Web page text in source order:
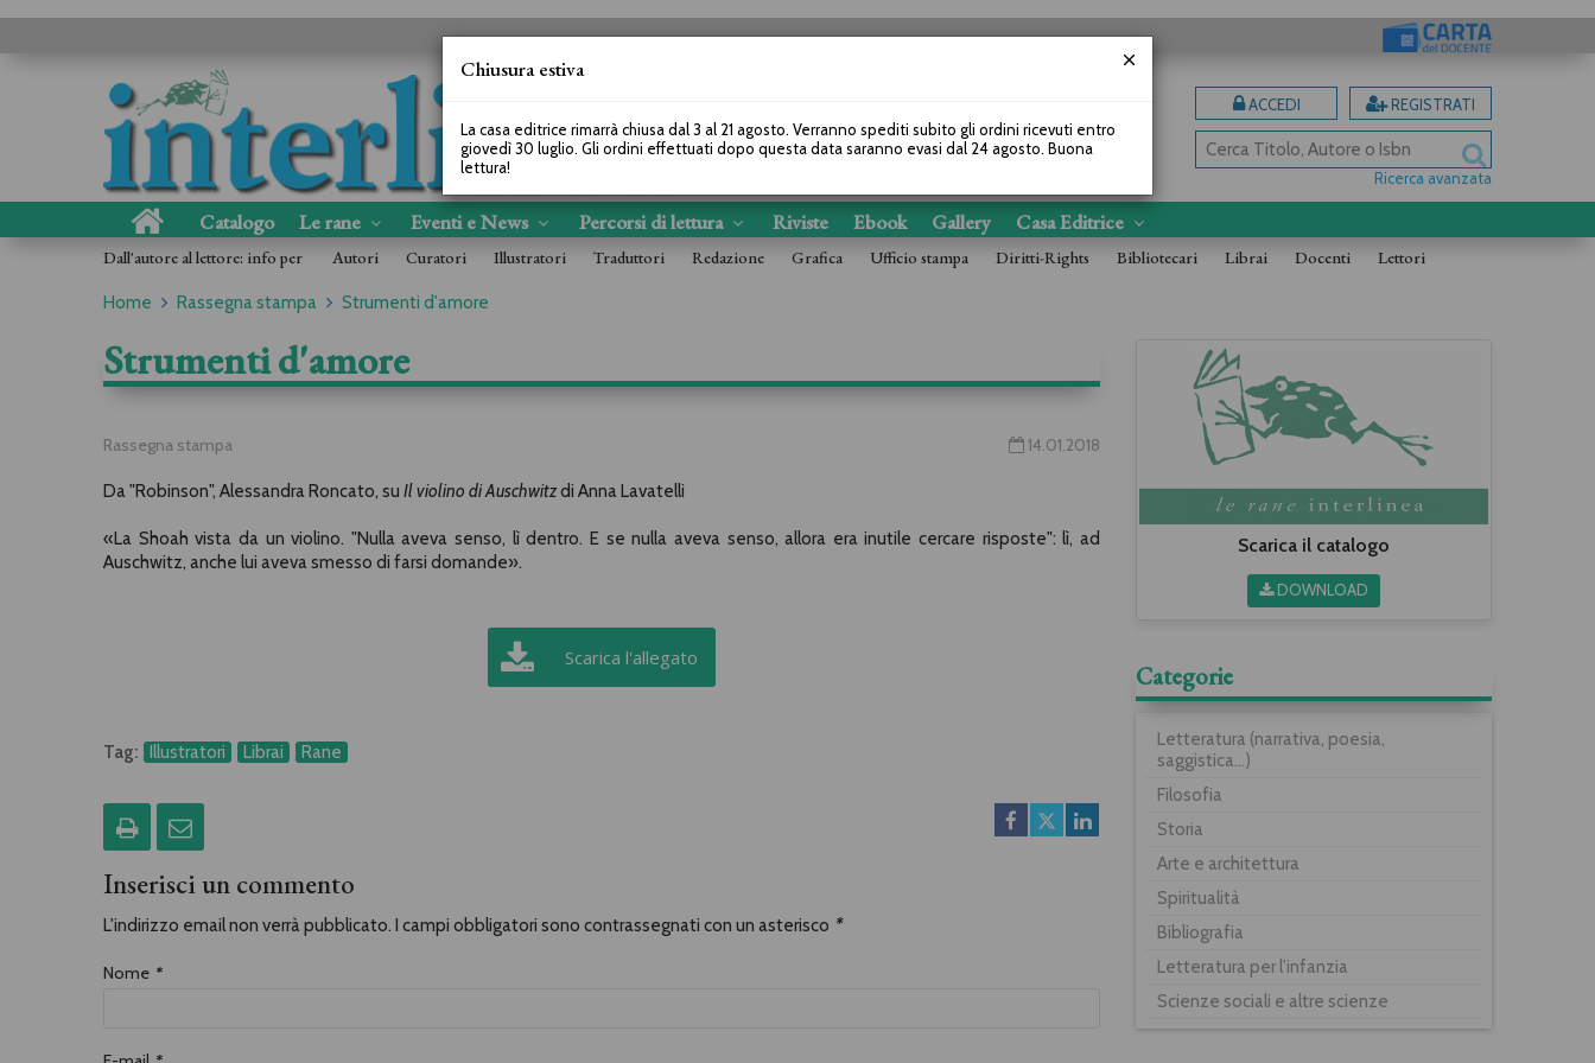
ACCEDI REGISTRATI
Ricerca avanzata
Catalogo Le rane Eventi e News Percorsi di lettura Riviste Ebook Gallery Casa Editrice
Dall'autore al lettore: info per Autori Curatori Illustratori Traduttori Redazione Grafica Ufficio stampa Diritti-Rights Bibliotecari Librai Docenti Lettori
Home Rassegna stampa Strumenti d'amore
Strumenti d'amore
Rassegna stampa 14.01.2018
Da "Robinson", Alessandra Roncato, su Il violino di Auschwitzdi Anna Lavatelli
«La Shoah vista da un violino. "Nulla aveva senso, lì dentro. E se nulla aveva senso, allora era inutile cercare risposte": lì, ad
Auschwitz, anche lui aveva smesso di farsi domande».
Scarica l'allegato
Tag: Illustratori Librai Rane
Inserisci un commento
L'indirizzo email non verrà pubblicato. I campi obbligatori sono contrassegnati con un asterisco *
Nome *
Scarica il catalogo
DOWNLOAD
Categorie
Letteratura (narrativa, poesia,
saggistica...)
Filosofia
Storia
Arte e architettura
Spiritualità
Bibliografia
Letteratura per l'infanzia
Scienze sociali e altre scienze
Chiusura estiva
La casa editrice rimarrà chiusa dal 3 al 21 agosto. Verranno spediti subito gli ordini ricevuti entro
giovedì 30 luglio. Gli ordini effettuati dopo questa data saranno evasi dal 24 agosto. Buona
lettura!